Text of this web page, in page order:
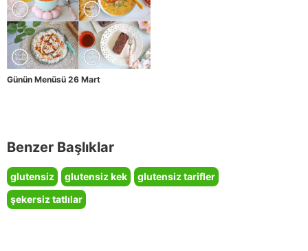
Günün Menüsü 26 Mart
Benzer Başlıklar
glutensiz glutensiz kek
glutensiz tarifler
şekersiz tatlılar